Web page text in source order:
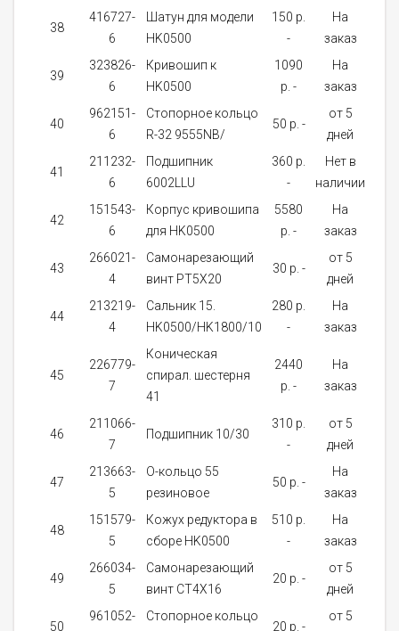
38
416727-
6
Шатун для модели
HK0500
150 p.
-
На
заказ
39
323826-
6
Кривошип к
HK0500
1090
p. -
На
заказ
40
962151-
6
Стопорное кольцо
R-32 9555NB/
50 p. -
от 5
дней
41
211232-
6
Подшипник
6002LLU
360 p.
-
Нет в
наличии
42
151543-
6
Корпус кривошипа
для HK0500
5580
p. -
На
заказ
43
266021-
4
Самонарезающий
винт PT5X20
30 p. -
от 5
дней
44
213219-
4
Сальник 15.
HK0500/HK1800/10
280 p.
-
На
заказ
45
226779-
7
Коническая
спирал. шестерня
41
2440
p. -
На
заказ
46
211066-
7
Подшипник 10/30
310 p.
-
от 5
дней
47
213663-
5
О-кольцо 55
резиновое
50 p. -
На
заказ
48
151579-
5
Кожух редуктора в
сборе HK0500
510 p.
-
На
заказ
49
266034-
5
Самонарезающий
винт CT4X16
20 p. -
от 5
дней
50
961052-
Стопорное кольцо
20 p. -
от 5